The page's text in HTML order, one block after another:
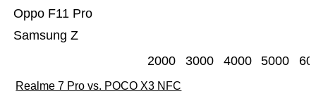
Samsung Z
Oppo F11 Pro
2000 3000 4000 5000
Realme 7 Pro vs. POCO X3 NFC